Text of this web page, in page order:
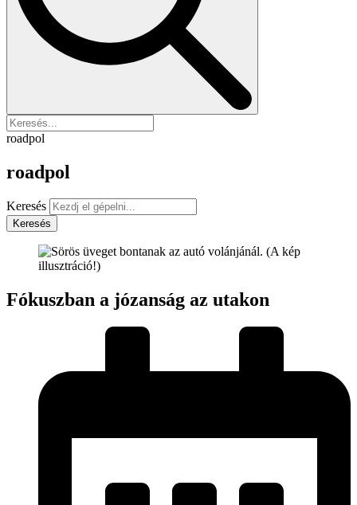
roadpol
roadpol
Keresés
Keresés
Fókuszban a józanság az utakon